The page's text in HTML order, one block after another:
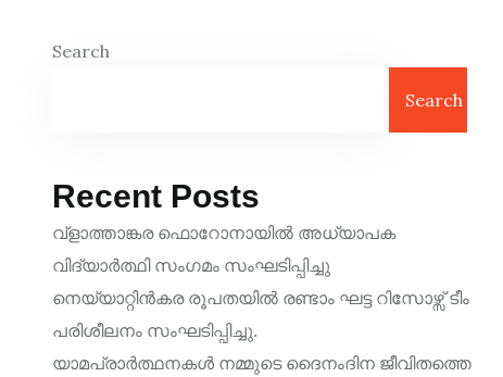
Search
Search
Recent Posts
വ്ളാത്താങ്കര ഫൊറോനായിൽ അധ്യാപക
വിദ്യാർത്ഥി സംഗമം സംഘടിപ്പിച്ചു
നെയ്യാറ്റിൻകര രൂപതയിൽ രണ്ടാം ഘട്ട റിസോഴ്സ് ടീം
പരിശീലനം സംഘടിപ്പിച്ചു.
യാമപ്രാർത്ഥനകൾ നമ്മുടെ ദൈനംദിന ജീവിതത്തെ